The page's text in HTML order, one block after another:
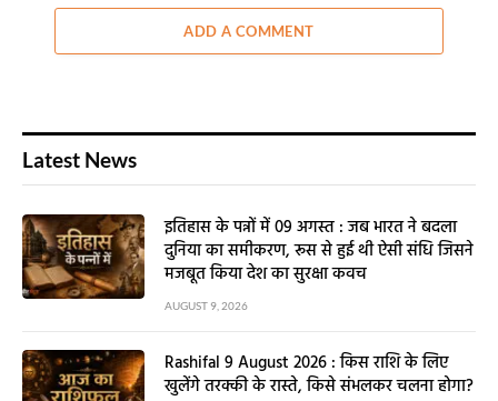
ADD A COMMENT
Latest News
इतिहास के पन्नों में 09 अगस्त : जब भारत ने बदला
दुनिया का समीकरण, रूस से हुई थी ऐसी संधि जिसने
मजबूत किया देश का सुरक्षा कवच
AUGUST 9, 2026
Rashifal 9 August 2026 : किस राशि के लिए
खुलेंगे तरक्की के रास्ते, किसे संभलकर चलना होगा?